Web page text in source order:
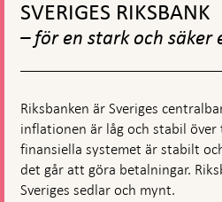
toppnavigation
SVERIGES RIKSBANK
– för en stark och säker
Riksbanken är Sveriges
inflationen är låg och stabil
finansiella systemet är stabilt
det går att göra betalningar.
Sveriges sedlar och mynt.